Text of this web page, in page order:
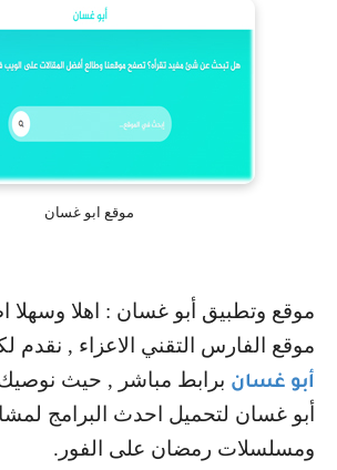
موقع ابو غسان
موقع وتطبيق أبو غسان : اهلا وسهلا
موقع الفارس التقني الاعزاء , نقدم
أبو غسان برابط مباشر , حيث نوصيك
أبو غسان لتحميل احدث البرامج
ومسلسلات رمضان على الفور.